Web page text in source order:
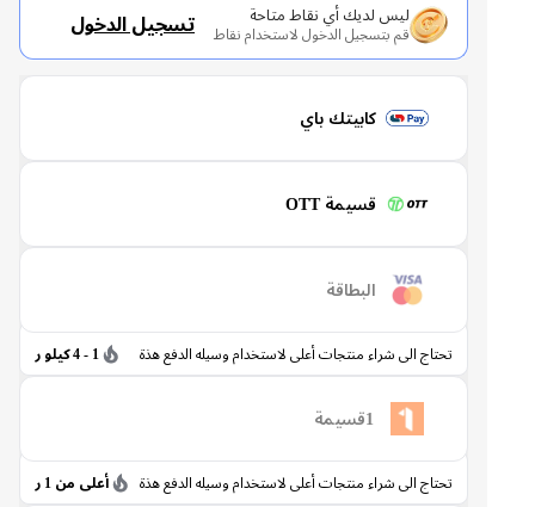
ليس لديك أي نقاط متاحة
قم بتسجيل الدخول لاستخدام نقاط تسجيل الدخول
كابيتك باي
قسيمة OTT
البطاقة
تحتاج الى شراء منتجات أعلى لاستخدام وسيله الدفع هذة 1 - 4 كيلو ر
تحتاج الى شراء منتجات أعلى لاستخدام وسيله الدفع هذة أعلى من 1 ر